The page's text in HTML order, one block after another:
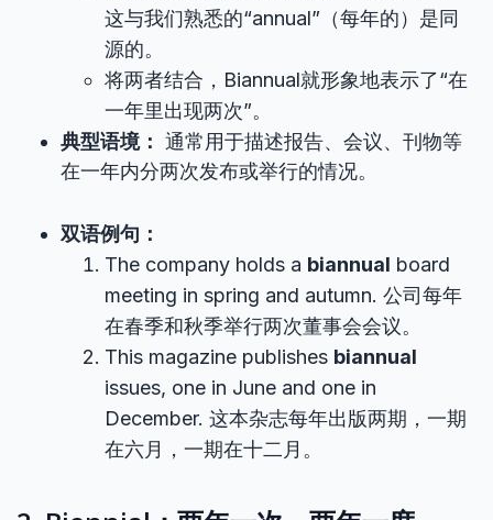
这与我们熟悉的“annual”（每年的）是同
源的。
将两者结合，Biannual就形象地表示了“在
一年里出现两次”。
典型语境： 通常用于描述报告、会议、刊物等
在一年内分两次发布或举行的情况。
双语例句：
The company holds a biannual board
meeting in spring and autumn. 公司每年
在春季和秋季举行两次董事会会议。
This magazine publishes biannual
issues, one in June and one in
December. 这本杂志每年出版两期，一期
在六月，一期在十二月。